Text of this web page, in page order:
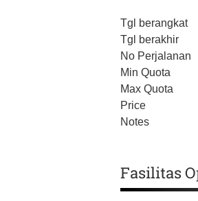
Tgl berangkat
Tgl berakhir
No Perjalanan
Min Quota
Max Quota
Price
Notes
Fasilitas